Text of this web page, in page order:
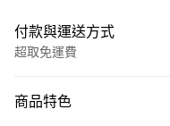
付款與運送方式
超取免運費
信用卡一次付款
商品特色